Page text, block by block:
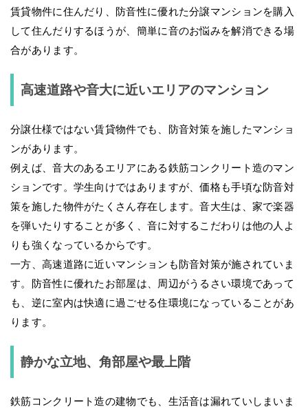
賃貸物件に住んだり、防音性に優れた分譲マンションを購入
して住んだりするほうが、簡単に音のお悩みを解消できる場
合があります。
高速道路や音大に近いエリアのマンション
分譲仕様ではない賃貸物件でも、防音対策を施したマンショ
ンがあります。
例えば、音大のあるエリアにある鉄筋コンクリート造のマン
ションです。学生向けではありますが、価格も手頃な防音対
策を施した物件がたくさん存在します。音大生は、家で楽器
を弾いたりすることが多く、音に対するこだわりは他の人よ
りも強くなっているからです。
一方、高速道路に近いマンションも防音対策が施されていま
す。防音性に優れたお部屋は、周辺がうるさい環境であって
も、逆に室内は快適に過ごせる住環境になっていることがあ
ります。
静かな立地、角部屋や最上階
鉄筋コンクリート造の建物でも、生活音は漏れていしまいま